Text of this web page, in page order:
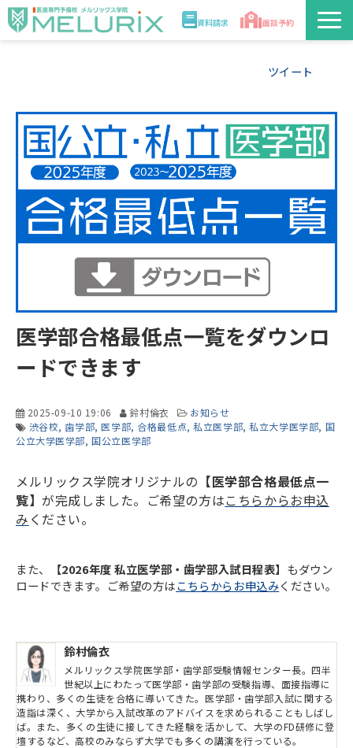
資料請求 面談予約
入学案内
合格実績・合格体験記
講師
医学部解答速報2026
ツイート
医学部合格最低点一覧をダウンロ
ードできます
2025-09-10 19:06 鈴村倫衣
お知らせ
渋谷校 歯学部 医学部 合格最低点 私立医学部 私立大学医学部 国
公立大学医学部 国公立医学部
メルリックス学院オリジナルの 【医学部合格最低点一
覧】が完成しました。ご希望の方はこちらからお申込
み ください。
また、 【2026年度 私立医学部・歯学部入試日程表】 もダウン
ロードできます。ご希望の方はこちらからお申込みください。
鈴村倫衣
メルリックス学院医学部・歯学部受験情報センター長。四半
世紀以上にわたって医学部・歯学部の受験指導、面接指導に
携わり、多くの生徒を合格に導いてきた。医学部・歯学部入試に関する
造詣は深く、大学から入試改革のアドバイスを求められることもしばし
ば。また、多くの生徒に接してきた経験を活かして、大学のFD研修に登
壇するなど、高校のみならず大学でも多くの講演を行っている。